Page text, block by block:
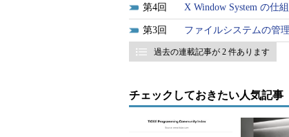
正解
b
解説
c．./include/linux/version.hは直接編集す
d．./arch/i386/defconfigはデフォルトの
4 X Window System の仕
3 ファイルシステムの管
過去の連載記事が 2 件あります
チェックしておきたい人気記事